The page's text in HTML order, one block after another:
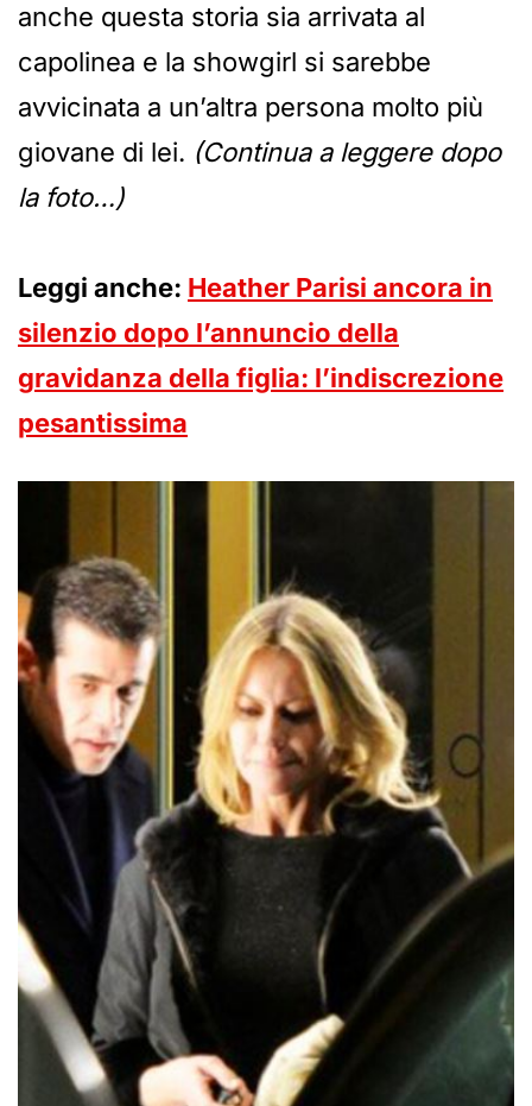
anche questa storia sia arrivata al
capolinea e la showgirl si sarebbe
avvicinata a un’altra persona molto più
giovane di lei. (Continua a leggere dopo
la foto…)
Leggi anche: Heather Parisi ancora in
silenzio dopo l’annuncio della
gravidanza della figlia: l’indiscrezione
pesantissima